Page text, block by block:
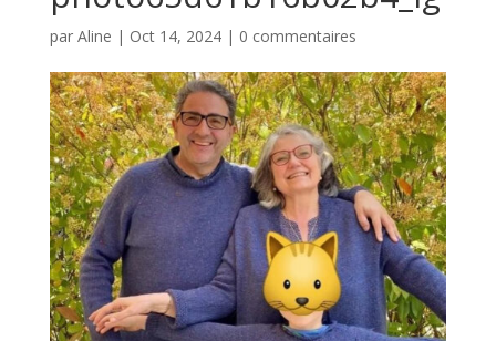
par Aline | Oct 14, 2024| 0 commentaires